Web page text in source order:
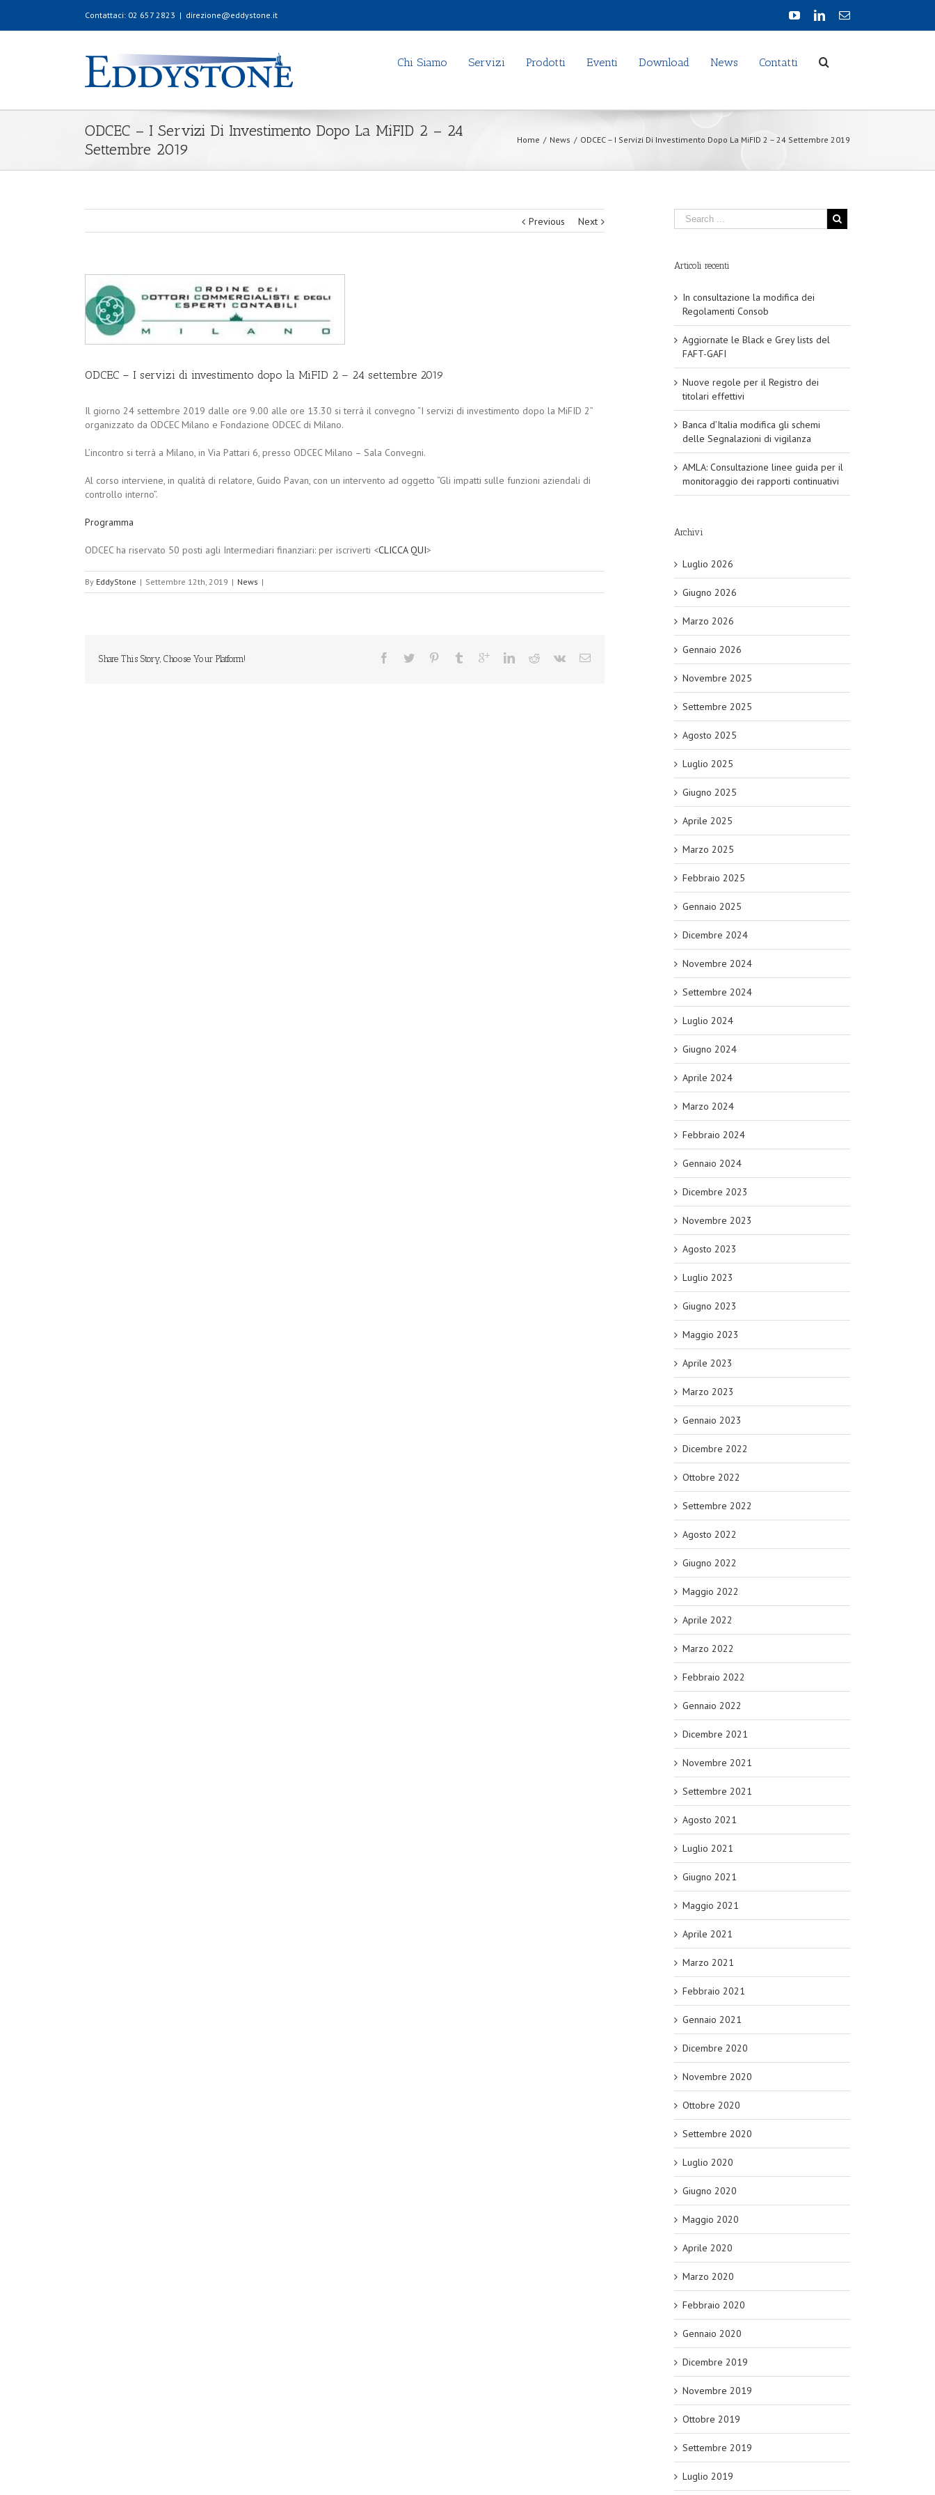
Contattaci: 02 657 2823 | direzione@eddystone.it
Chi Siamo Servizi Prodotti Eventi Download News Contatti
ODCEC – I Servizi Di Investimento Dopo La MiFID 2 – 24
Settembre 2019
Home / News / ODCEC – I Servizi Di Investimento Dopo La MiFID 2 – 24 Settembre 2019
Previous Next
ODCEC – I servizi di investimento dopo la MiFID 2 – 24 settembre 2019
Il giorno 24 settembre 2019 dalle ore 9.00 alle ore 13.30 si terrà il convegno “I servizi di investimento dopo la MiFID 2”
organizzato da ODCEC Milano e Fondazione ODCEC di Milano.
L’incontro si terrà a Milano, in Via Pattari 6, presso ODCEC Milano – Sala Convegni.
Al corso interviene, in qualità di relatore, Guido Pavan, con un intervento ad oggetto “Gli impatti sulle funzioni aziendali di
controllo interno”.
Programma
ODCEC ha riservato 50 posti agli Intermediari finanziari: per iscriverti <CLICCA QUI>
By EddyStone | Settembre 12th, 2019 | News |
Share This Story, Choose Your Platform!
Articoli recenti
In consultazione la modifica dei
Regolamenti Consob
Aggiornate le Black e Grey lists del
FAFT-GAFI
Nuove regole per il Registro dei
titolari effettivi
Banca d’Italia modifica gli schemi
delle Segnalazioni di vigilanza
AMLA: Consultazione linee guida per il
monitoraggio dei rapporti continuativi
Archivi
Luglio 2026
Giugno 2026
Marzo 2026
Gennaio 2026
Novembre 2025
Settembre 2025
Agosto 2025
Luglio 2025
Giugno 2025
Aprile 2025
Marzo 2025
Febbraio 2025
Gennaio 2025
Dicembre 2024
Novembre 2024
Settembre 2024
Luglio 2024
Giugno 2024
Aprile 2024
Marzo 2024
Febbraio 2024
Gennaio 2024
Dicembre 2023
Novembre 2023
Agosto 2023
Luglio 2023
Giugno 2023
Maggio 2023
Aprile 2023
Marzo 2023
Gennaio 2023
Dicembre 2022
Ottobre 2022
Settembre 2022
Agosto 2022
Giugno 2022
Maggio 2022
Aprile 2022
Marzo 2022
Febbraio 2022
Gennaio 2022
Dicembre 2021
Novembre 2021
Settembre 2021
Agosto 2021
Luglio 2021
Giugno 2021
Maggio 2021
Aprile 2021
Marzo 2021
Febbraio 2021
Gennaio 2021
Dicembre 2020
Novembre 2020
Ottobre 2020
Settembre 2020
Luglio 2020
Giugno 2020
Maggio 2020
Aprile 2020
Marzo 2020
Febbraio 2020
Gennaio 2020
Dicembre 2019
Novembre 2019
Ottobre 2019
Settembre 2019
Luglio 2019